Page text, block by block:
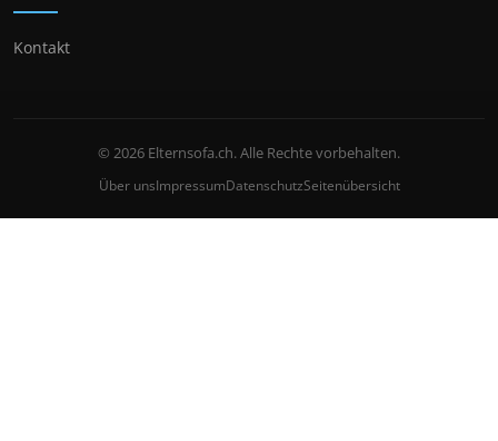
Kontakt
© 2026 Elternsofa.ch. Alle Rechte vorbehalten.
Über unsImpressumDatenschutzSeitenübersicht